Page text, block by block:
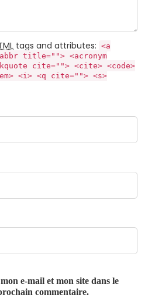
tags and attributes: <a
title=""> <acronym
cite=""> <cite> <code>
<i> <q cite=""> <s>
e-mail et mon site dans le
commentaire.